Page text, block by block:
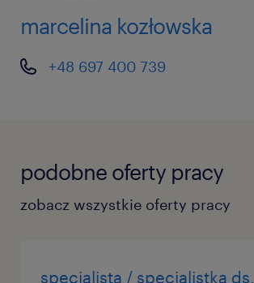
marcelina kozłowska
+48 697 400 739
podobne oferty pracy
zobacz wszystkie oferty pracy
specjalista / specjalistka ds.